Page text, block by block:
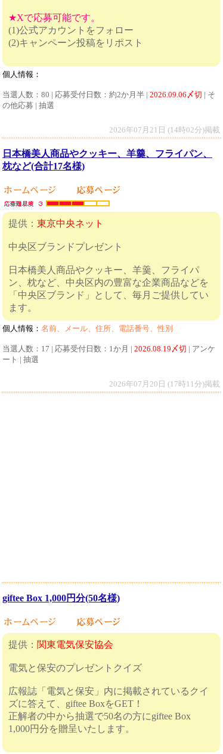
★Xで応募可能です。
(1)公式アカウントをフォロー
(2)キャンペーン投稿をリポスト
個人情報：
当選人数：80 | 応募受付日数：約2か月半 | 2026.09.06〆切 | そ
の他応募 | 抽選
2026年07月21日 (14時02分)掲載
日本橋美人商品やクッキー、羊羹、フライパン、
枕など(合計17名様)
提供： 東京中央ネット
中央区ブランドプレゼント
日本橋美人商品やクッキー、羊羹、フライパ
ン、枕など、中央区内の豊富な企業商品などを
「中央区ブランド」として、毎月ご提供してい
ます。
個人情報： 名前、メール、住所、電話番号、性別
当選人数：17 | 応募受付日数：1か月 | 2026.08.19〆切 | アンケ
ート | 抽選
2026年07月20日 (17時11分)掲載
giftee Box 1,000円分(50名様)
提供： 関東電気保安協会
電気と保安のプレゼントクイズ
広報誌「電気と保安」内に掲載されているクイ
ズに答えて、giftee BoxをGET！
正解者の中から抽選で50名の方にgiftee Box
1,000円分を贈呈いたします。